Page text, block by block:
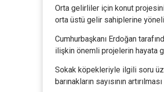
Orta gelirliler için konut
orta üstü gelir sahiplerine
Cumhurbaşkanı Erdoğan
ilişkin önemli projelerin hayata
Sokak köpekleriyle ilgili soru
barınakların sayısının